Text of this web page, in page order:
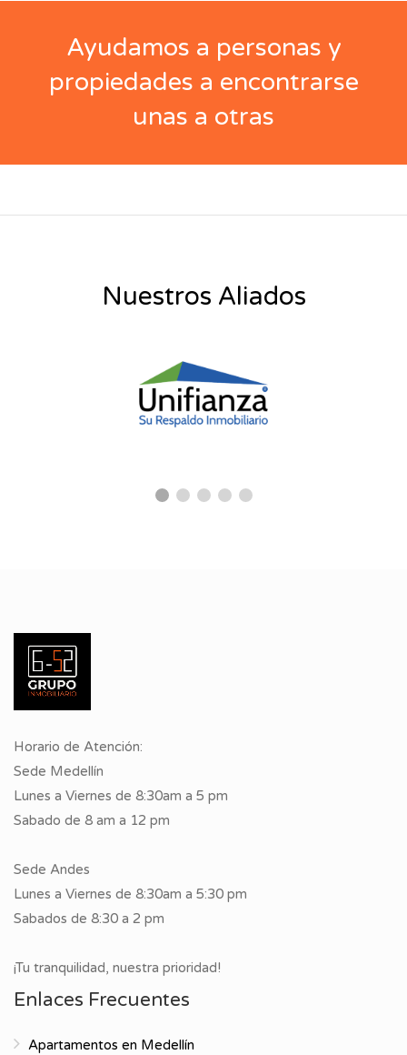
Ayudamos a personas y
propiedades a encontrarse
unas a otras
Nuestros Aliados
Horario de Atención:
Sede Medellín
Lunes a Viernes de 8:30am a 5 pm
Sabado de 8 am a 12 pm
Sede Andes
Lunes a Viernes de 8:30am a 5:30 pm
Sabados de 8:30 a 2 pm
¡Tu tranquilidad, nuestra prioridad!
Enlaces Frecuentes
Apartamentos en Medellín